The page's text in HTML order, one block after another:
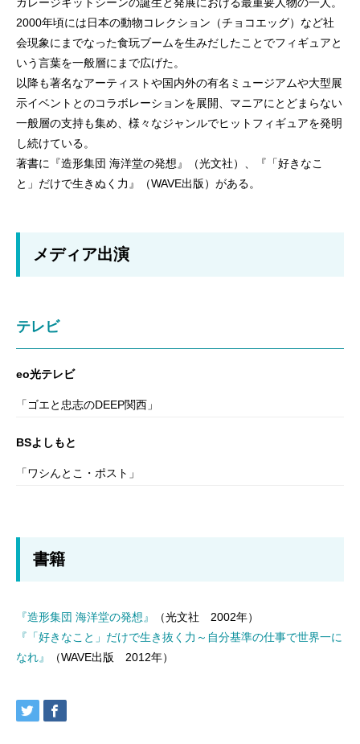
2000年頃には日本の動物コレクション（チョコエッグ）など社
会現象にまでなった食玩ブームを生みだしたことでフィギュアと
いう言葉を一般層にまで広げた。
以降も著名なアーティストや国内外の有名ミュージアムや大型展
示イベントとのコラボレーションを展開、マニアにとどまらない
一般層の支持も集め、様々なジャンルでヒットフィギュアを発明
し続けている。
著書に『造形集団 海洋堂の発想』（光文社）、『「好きなこ
と」だけで生きぬく力』（WAVE出版）がある。
メディア出演
テレビ
eo光テレビ
「ゴエと忠志のDEEP関西」
BSよしもと
「ワシんとこ・ポスト」
書籍
『造形集団 海洋堂の発想』
（光文社 2002年）
『「好きなこと」だけで生き抜く力～自分基準の仕事で世界一に
なれ』
（WAVE出版 2012年）